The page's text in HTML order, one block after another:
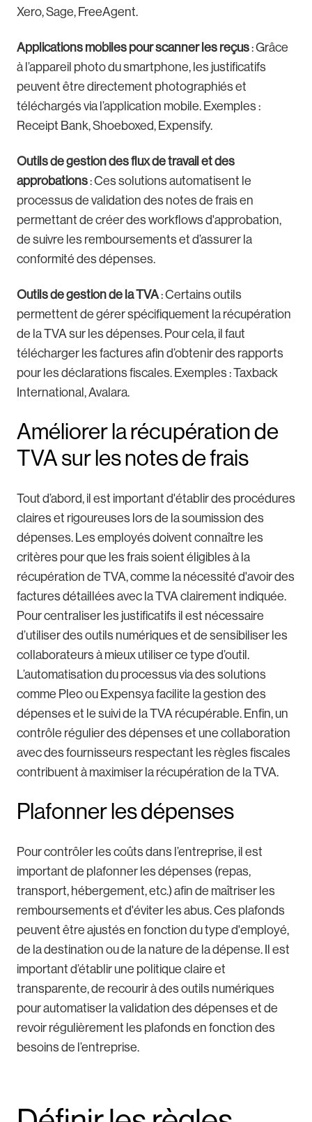
Xero, Sage, FreeAgent.
Applications mobiles pour scanner les reçus: Grâce
à l’appareil photo du smartphone, les justificatifs
peuvent être directement photographiés et
téléchargés via l’application mobile. Exemples :
Receipt Bank, Shoeboxed, Expensify.
Outils de gestion des flux de travail et des
approbations: Ces solutions automatisent le
processus de validation des notes de frais en
permettant de créer des workflows d'approbation,
de suivre les remboursements et d’assurer la
conformité des dépenses.
Outils de gestion de la TVA: Certains outils
permettent de gérer spécifiquement la récupération
de la TVA sur les dépenses. Pour cela, il faut
télécharger les factures afin d’obtenir des rapports
pour les déclarations fiscales. Exemples : Taxback
International, Avalara.
Améliorer la récupération de
TVA sur les notes de frais
Tout d’abord, il est important d'établir des procédures
claires et rigoureuses lors de la soumission des
dépenses. Les employés doivent connaître les
critères pour que les frais soient éligibles à la
récupération de TVA, comme la nécessité d'avoir des
factures détaillées avec la TVA clairement indiquée.
Pour centraliser les justificatifs il est nécessaire
d’utiliser des outils numériques et de sensibiliser les
collaborateurs à mieux utiliser ce type d’outil.
L’automatisation du processus via des solutions
comme Pleo ou Expensya facilite la gestion des
dépenses et le suivi de la TVA récupérable. Enfin, un
contrôle régulier des dépenses et une collaboration
avec des fournisseurs respectant les règles fiscales
contribuent à maximiser la récupération de la TVA.
Plafonner les dépenses
Pour contrôler les coûts dans l’entreprise, il est
important de plafonner les dépenses (repas,
transport, hébergement, etc.) afin de maîtriser les
remboursements et d'éviter les abus. Ces plafonds
peuvent être ajustés en fonction du type d'employé,
de la destination ou de la nature de la dépense. Il est
important d’établir une politique claire et
transparente, de recourir à des outils numériques
pour automatiser la validation des dépenses et de
revoir régulièrement les plafonds en fonction des
besoins de l’entreprise.